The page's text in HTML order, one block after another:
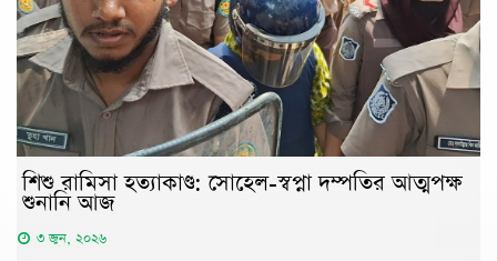
শিশু রামিসা হত্যাকাণ্ড: সোহেল-স্বপ্না দম্পতির আত্মপক্ষ
শুনানি আজ
৩ জুন, ২০২৬